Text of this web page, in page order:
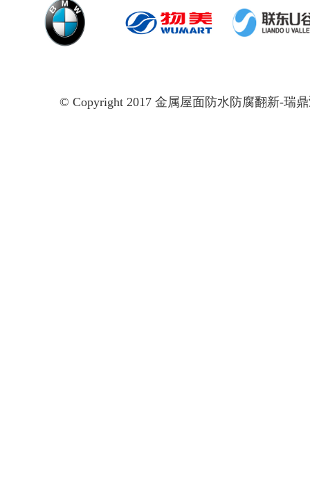
© Copyright 2017 金属屋面防水防腐翻新-瑞